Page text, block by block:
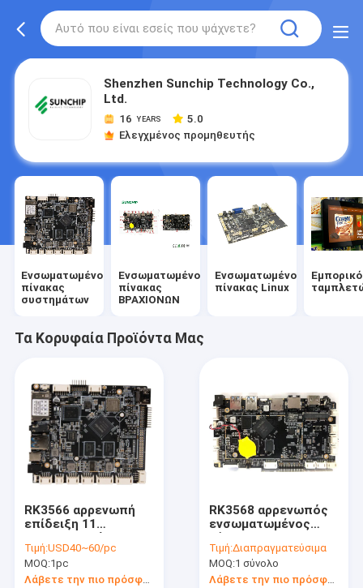
Shenzhen Sunchip Technology Co.,
Ltd.
16 YEARS
5.0
Ελεγχμένος προμηθευτής
Ενσωματωμένος
πίνακας
συστημάτων
Ενσωματωμένος
πίνακας
ΒΡΑΧΙΟΝΩΝ
Ενσωματωμένος
πίνακας Linux
Τα Κορυφαία Προϊόντα Μας
RK3566 αρρενωπή
επίδειξη 11
προαιρετική 7» - 84»
σημείου εισόδου
πινάκων WIFI
Τιμή:USD40~60/pc
MOQ:1pc
Λάβετε την πιο πρόσφατη τιμή
RK3568 αρρενωπός
ενσωματωμένος
1000M ΒΡΑΧΙΟΝΩΝ
ΠΛΗΡΟΦΟΡΙΚΌΣ MIPI
HD έξω Sunchip ADW
Τιμή:Διαπραγματεύσιμα
MOQ:1 σύνολο